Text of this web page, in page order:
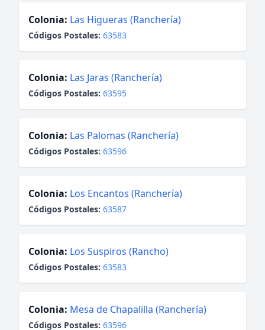
Colonia: Las Higueras (Ranchería)
Códigos Postales: 63583
Colonia: Las Jaras (Ranchería)
Códigos Postales: 63595
Colonia: Las Palomas (Ranchería)
Códigos Postales: 63596
Colonia: Los Encantos (Ranchería)
Códigos Postales: 63587
Colonia: Los Suspiros (Rancho)
Códigos Postales: 63583
Colonia: Mesa de Chapalilla (Ranchería)
Códigos Postales: 63596